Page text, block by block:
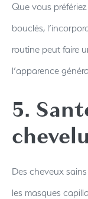
Que vous
bouclés,
routine peut faire
l’apparence
5.
chevelu
Des cheveux
les masques